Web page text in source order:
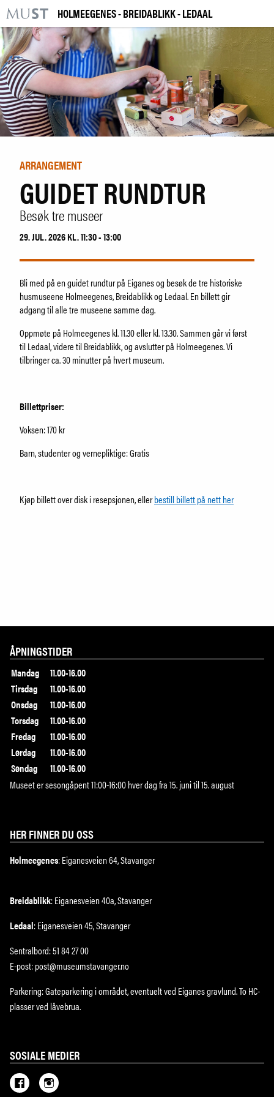
KR
M
BESØK OSS
UTSTILLINGER
ARRANGEMENTER
LÆRING
NO|ENG
Utleie
Om Holmeegenes
Om Breidablikk
Om Ledaal
Ansatte
HOLMEEGENES - BREIDABLIKK - LEDAAL
ARRANGEMENT
GUIDET RUNDTUR
Besøk tre museer
29. JUL. 2026 KL. 11:30 - 13:00
Bli med på en guidet rundtur på Eiganes og besøk de tre historiske
husmuseene Holmeegenes, Breidablikk og Ledaal. En billett gir
adgang til alle tre museene samme dag.
Oppmøte på Holmeegenes kl. 11.30 eller kl. 13.30. Sammen går vi først
til Ledaal, videre til Breidablikk, og avslutter på Holmeegenes. Vi
tilbringer ca. 30 minutter på hvert museum.
Billettpriser:
Voksen: 170 kr
Barn, studenter og vernepliktige: Gratis
Kjøp billett over disk i resepsjonen, ellerbestill billett på nett her
ÅPNINGSTIDER
Mandag
11.00-16.00
Tirsdag
11.00-16.00
Onsdag
11.00-16.00
Torsdag
11.00-16.00
Fredag
11.00-16.00
Lørdag
11.00-16.00
Søndag
11.00-16.00
Museet er sesongåpent 11:00-16:00 hver dag fra 15. juni til 15. august
HER FINNER DU OSS
Holmeegenes: Eiganesveien 64, Stavanger
Breidablikk: Eiganesveien 40a, Stavanger
Ledaal: Eiganesveien 45, Stavanger
Sentralbord: 51 84 27 00
E-post: post@museumstavanger.no
Parkering: Gateparkering i området, eventuelt ved Eiganes gravlund. To HC-
plasser ved låvebrua.
SOSIALE MEDIER